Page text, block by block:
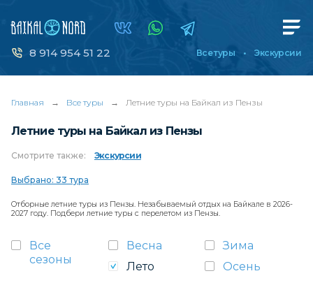
8 914 954 51 22 Все туры Экскурсии
Главная → Все туры → Летние туры на Байкал из Пензы
Летние туры на Байкал из Пензы
Смотрите также: Экскурсии
Выбрано: 33 тура
Отборные летние туры из Пензы. Незабываемый отдых на Байкале в 2026-
2027 году. Подбери летние туры с перелетом из Пензы.
Все
сезоны
Весна
Зима
Лето
Осень